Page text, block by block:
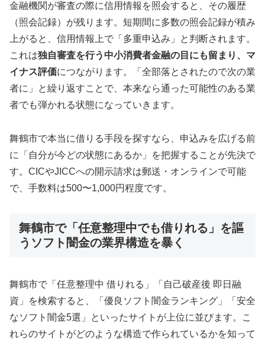
金融機関が審査の際に信用情報を照会すると、その履歴
（照会記録）が残ります。短期間に多数の照会記録が積み
上がると、信用情報上で「多重申込み」と判断されます。
これは独自審査を行う中小消費者金融の目にも留まり、マ
イナス評価につながります。「全部落とされたので次の業
者に」と繰り返すことで、本来なら通った可能性のある業
者でも弾かれる状態になっていきます。
舞鶴市で本当に借りる手段を探すなら、申込みを広げる前
に「自分が今どの状態にあるか」を把握することが先決で
す。CICやJICCへの開示請求は郵送・オンラインで可能
で、手数料は500〜1,000円程度です。
舞鶴市で「任意整理中でも借りれる」を謳
うソフト闇金の業界構造を暴く
舞鶴市で「任意整理中 借りれる」「自己破産後 即日融
資」を検索すると、「優良ソフト闇金ランキング」「安全
なソフト闇金5選」といったサイトが上位に並びます。こ
れらのサイトがどのような構造で作られているかを知って